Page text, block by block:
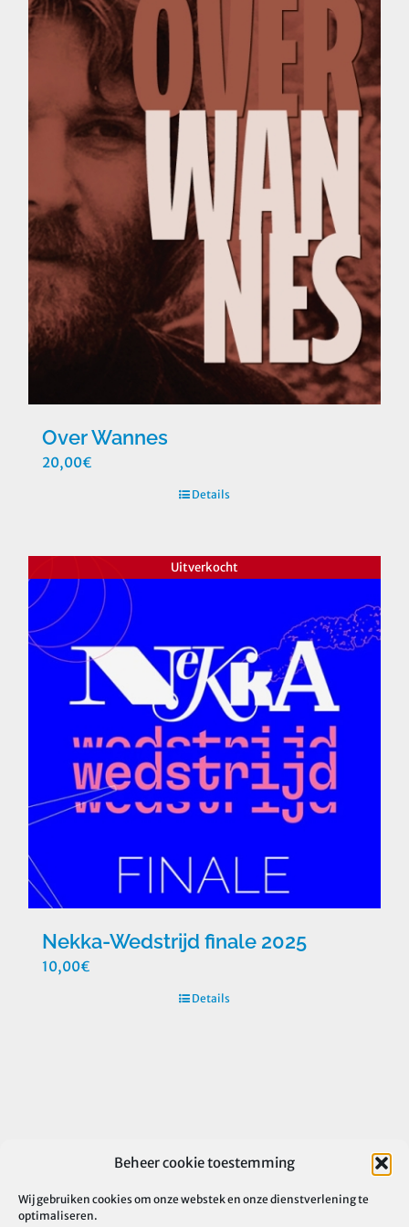
Beheer cookie toestemming
Wij gebruiken cookies om onze webstek en onze dienstverlening te
optimaliseren.
Over Wannes
20,00€
Details
Uitverkocht
Nekka-Wedstrijd finale 2025
10,00€
Details